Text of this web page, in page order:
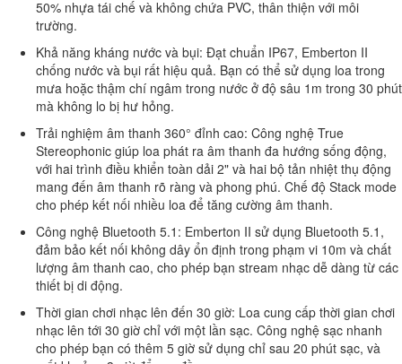
50% nhựa tái chế và không chứa PVC, thân thiện với môi
trường.
Khả năng kháng nước và bụi: Đạt chuẩn IP67, Emberton II
chống nước và bụi rất hiệu quả. Bạn có thể sử dụng loa trong
mưa hoặc thậm chí ngâm trong nước ở độ sâu 1m trong 30 phút
mà không lo bị hư hỏng.
Trải nghiệm âm thanh 360° đỉnh cao: Công nghệ True
Stereophonic giúp loa phát ra âm thanh đa hướng sống động,
với hai trình điều khiển toàn dải 2" và hai bộ tản nhiệt thụ động
mang đến âm thanh rõ ràng và phong phú. Chế độ Stack mode
cho phép kết nối nhiều loa để tăng cường âm thanh.
Công nghệ Bluetooth 5.1: Emberton II sử dụng Bluetooth 5.1,
đảm bảo kết nối không dây ổn định trong phạm vi 10m và chất
lượng âm thanh cao, cho phép bạn stream nhạc dễ dàng từ các
thiết bị di động.
Thời gian chơi nhạc lên đến 30 giờ: Loa cung cấp thời gian chơi
nhạc lên tới 30 giờ chỉ với một lần sạc. Công nghệ sạc nhanh
cho phép bạn có thêm 5 giờ sử dụng chỉ sau 20 phút sạc, và